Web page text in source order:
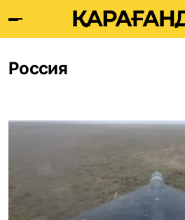
Россия